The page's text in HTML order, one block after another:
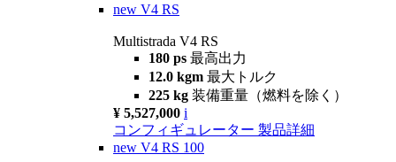
new V4 RS
Multistrada V4 RS
180 ps 最高出力
12.0 kgm 最大トルク
225 kg 装備重量（燃料を除く）
¥ 5,527,000 i
コンフィギュレーター 製品詳細
new V4 RS 100